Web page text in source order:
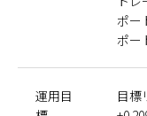
ポー
ポー
運用目
目標